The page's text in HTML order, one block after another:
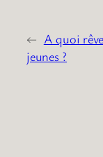
← A quoi
jeunes ?